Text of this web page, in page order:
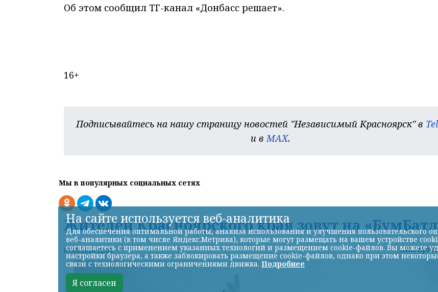
Об этом сообщил ТГ-канал «Донбасс решает».
16+
Подписывайтесь на нашу страницу новостей "Независимый Красноярск" в
и вMAX.
Мы в популярных социальных сетях
Жителей Красноярского края зовут на
07.08.2026 12:01 НИА-
На сайте используется веб-аналитика
Для обеспечения оптимальной работы, анализа использования и улучшения пользовательского
веб-аналитики (в том числе Яндекс.Метрика), которые могут размещать на вашем устройстве
соглашаетесь с применением указанных технологий и размещением cookie-файлов. Вы можете
настройки браузера, а также заблокировать размещение cookie-файлов, однако при этом
связи с технологическими ограничениями движка. Подробнее
Я согласен